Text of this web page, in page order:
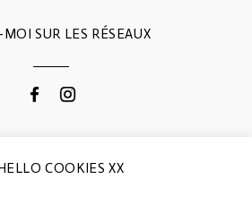
SUR LES RÉSEAUX
MOI
COOKIES XX